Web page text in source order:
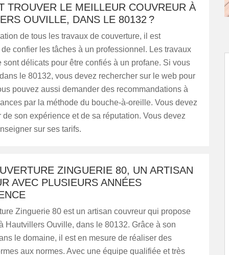
TROUVER LE MEILLEUR COUVREUR À
OUVILLE, DANS LE 80132 ?
de tous les travaux de couverture, il est
confier les tâches à un professionnel. Les travaux
sont délicats pour être confiés à un profane. Si vous
le 80132, vous devez rechercher sur le web pour
pouvez aussi demander des recommandations à
par la méthode du bouche-à-oreille. Vous devez
de son expérience et de sa réputation. Vous devez
sur ses tarifs.
ZINGUERIE 80, UN ARTISAN
AVEC PLUSIEURS ANNÉES
Zinguerie 80 est un artisan couvreur qui propose
Hautvillers Ouville, dans le 80132. Grâce à son
le domaine, il est en mesure de réaliser des
aux normes. Avec une équipe qualifiée et très